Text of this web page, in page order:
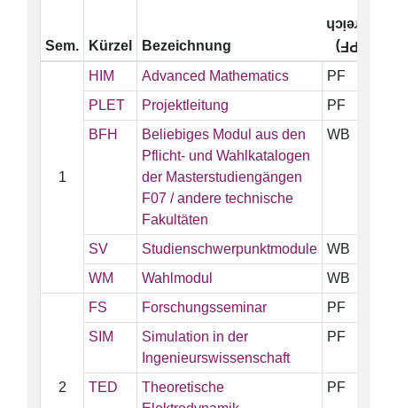
Sem. Kürzel Bezeichnung Pflicht
1
HIM Advanced Mathematics
PF
PLET
Projektleitung
PF
BFH
Beliebiges Modul aus den
Pflicht- und Wahlkatalogen
der Masterstudiengängen
F07 / andere technische
Fakultäten
WB
SV Studienschwerpunktmodule
WB
WM
Wahlmodul WB
2
FS Forschungsseminar
PF
SIM
Simulation in der
Ingenieurswissenschaft
PF
TED
Theoretische
PF